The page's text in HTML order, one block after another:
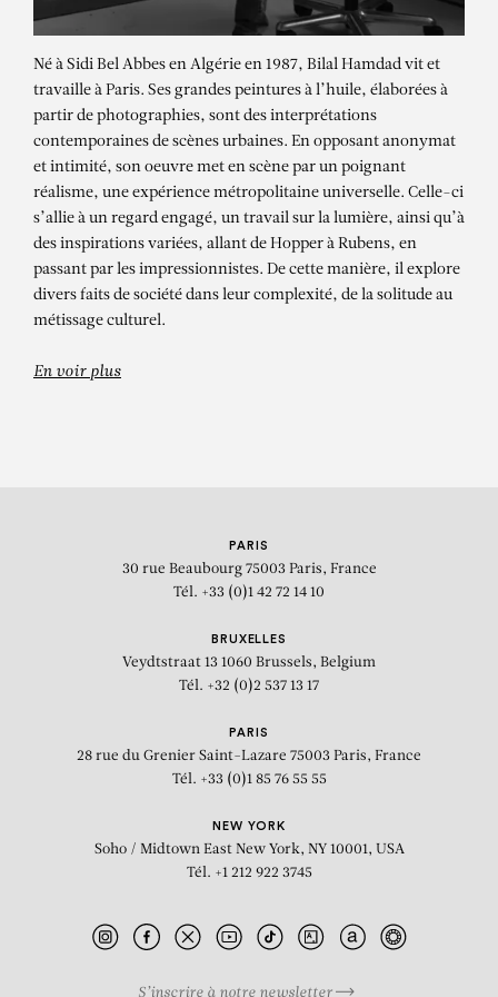
BILAL HAMDAD
Lueur d’un soir
Né à Sidi Bel Abbes en Algérie en 1987, Bilal Hamdad vit et
travaille à Paris. Ses grandes peintures à l’huile, élaborées à
partir de photographies, sont des interprétations
contemporaines de scènes urbaines. En opposant anonymat
et intimité, son oeuvre met en scène par un poignant
réalisme, une expérience métropolitaine universelle. Celle-ci
s’allie à un regard engagé, un travail sur la lumière, ainsi qu’à
des inspirations variées, allant de Hopper à Rubens, en
passant par les impressionnistes. De cette manière, il explore
divers faits de société dans leur complexité, de la solitude au
métissage culturel.
En voir plus
PARIS
30 rue Beaubourg 75003 Paris, France
Tél. +33 (0)1 42 72 14 10
BRUXELLES
Veydtstraat 13 1060 Brussels, Belgium
Tél. +32 (0)2 537 13 17
PARIS
28 rue du Grenier Saint-Lazare 75003 Paris, France
Tél. +33 (0)1 85 76 55 55
NEW YORK
Soho / Midtown East New York, NY 10001, USA
Tél. +1 212 922 3745
S’inscrire à notre newsletter